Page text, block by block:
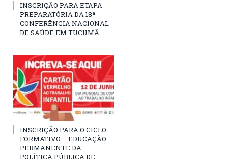
INSCRIÇÃO PARA ETAPA
PREPARATÓRIA DA 18ª
CONFERÊNCIA NACIONAL
DE SAÚDE EM TUCUMÃ
INSCRIÇÃO PARA O CICLO
FORMATIVO – EDUCAÇÃO
PERMANENTE DA
POLÍTICA PÚBLICA DE